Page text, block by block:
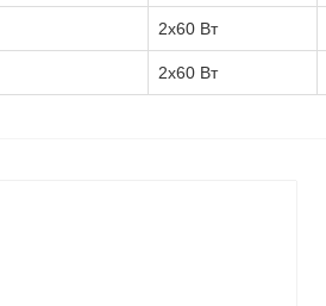
2x60 Вт
2x60 Вт